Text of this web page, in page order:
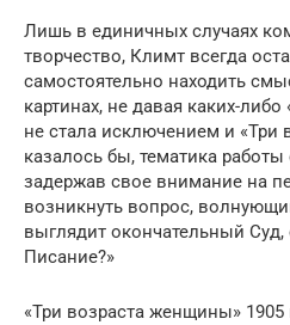
Лишь в единичных случаях
творчество, Климт всегда
самостоятельно находить
картинах, не давая каких-
не стала исключением и «Три
казалось бы, тематика
задержав свое внимание на
возникнуть вопрос,
выглядит окончательный
Писание?»
«Три возраста женщины» 1905